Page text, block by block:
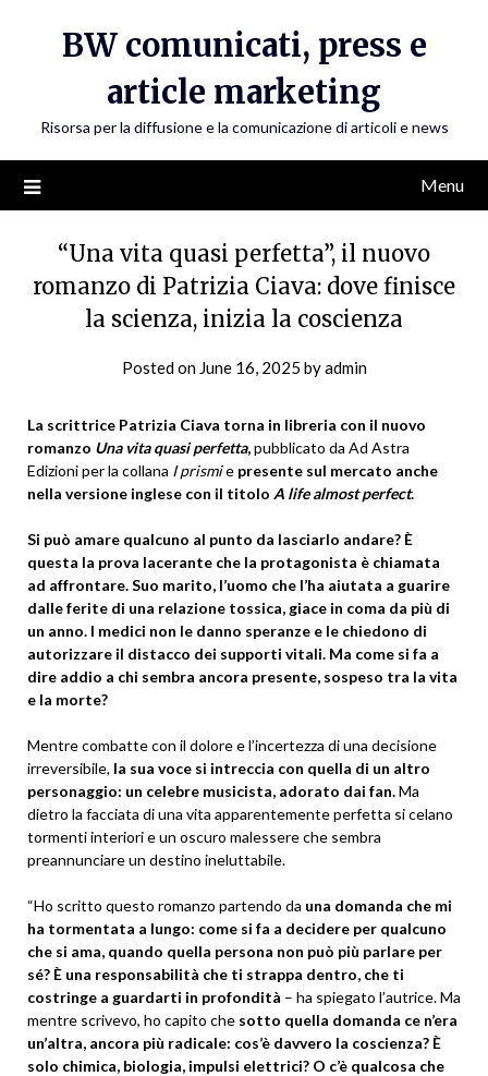
BW comunicati, press e
article marketing
Risorsa per la diffusione e la comunicazione di articoli e news
Menu
“Una vita quasi perfetta”, il nuovo
romanzo di Patrizia Ciava: dove finisce
la scienza, inizia la coscienza
Posted on June 16, 2025 byadmin
La scrittrice Patrizia Ciava torna in libreria con il nuovo
romanzo Una vita quasi perfetta,pubblicato da Ad Astra
Edizioni per la collana I prismie presente sul mercato anche
nella versione inglese con il titolo A life almost perfect.
Si può amare qualcuno al punto da lasciarlo andare? È
questa la prova lacerante che la protagonista è chiamata
ad affrontare. Suo marito, l’uomo che l’ha aiutata a guarire
dalle ferite di una relazione tossica, giace in coma da più di
un anno. I medici non le danno speranze e le chiedono di
autorizzare il distacco dei supporti vitali. Ma come si fa a
dire addio a chi sembra ancora presente, sospeso tra la vita
e la morte?
Mentre combatte con il dolore e l’incertezza di una decisione
irreversibile, la sua voce si intreccia con quella di un altro
personaggio: un celebre musicista, adorato dai fan.Ma
dietro la facciata di una vita apparentemente perfetta si celano
tormenti interiori e un oscuro malessere che sembra
preannunciare un destino ineluttabile.
“Ho scritto questo romanzo partendo da una domanda che mi
ha tormentata a lungo: come si fa a decidere per qualcuno
che si ama, quando quella persona non può più parlare per
sé? È una responsabilità che ti strappa dentro, che ti
costringe a guardarti in profondità – ha spiegato l’autrice. Ma
mentre scrivevo, ho capito che sotto quella domanda ce n’era
un’altra, ancora più radicale: cos’è davvero la coscienza? È
solo chimica, biologia, impulsi elettrici? O c’è qualcosa che